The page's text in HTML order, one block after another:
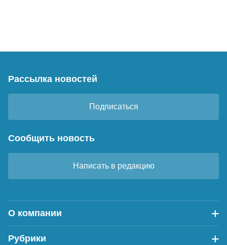
Рассылка новостей
Подписаться
Сообщить новость
Написать в редакцию
О компании
Рубрики